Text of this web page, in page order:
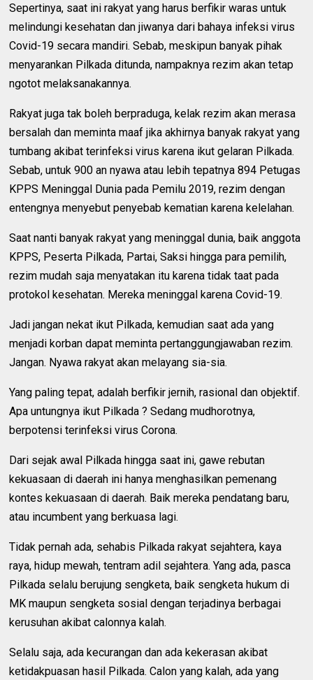
Sepertinya, saat ini rakyat yang harus berfikir waras untuk
melindungi kesehatan dan jiwanya dari bahaya infeksi virus
Covid-19 secara mandiri. Sebab, meskipun banyak pihak
menyarankan Pilkada ditunda, nampaknya rezim akan tetap
ngotot melaksanakannya.
Rakyat juga tak boleh berpraduga, kelak rezim akan merasa
bersalah dan meminta maaf jika akhirnya banyak rakyat yang
tumbang akibat terinfeksi virus karena ikut gelaran Pilkada.
Sebab, untuk 900 an nyawa atau lebih tepatnya 894 Petugas
KPPS Meninggal Dunia pada Pemilu 2019, rezim dengan
entengnya menyebut penyebab kematian karena kelelahan.
Saat nanti banyak rakyat yang meninggal dunia, baik anggota
KPPS, Peserta Pilkada, Partai, Saksi hingga para pemilih,
rezim mudah saja menyatakan itu karena tidak taat pada
protokol kesehatan. Mereka meninggal karena Covid-19.
Jadi jangan nekat ikut Pilkada, kemudian saat ada yang
menjadi korban dapat meminta pertanggungjawaban rezim.
Jangan. Nyawa rakyat akan melayang sia-sia.
Yang paling tepat, adalah berfikir jernih, rasional dan objektif.
Apa untungnya ikut Pilkada ? Sedang mudhorotnya,
berpotensi terinfeksi virus Corona.
Dari sejak awal Pilkada hingga saat ini, gawe rebutan
kekuasaan di daerah ini hanya menghasilkan pemenang
kontes kekuasaan di daerah. Baik mereka pendatang baru,
atau incumbent yang berkuasa lagi.
Tidak pernah ada, sehabis Pilkada rakyat sejahtera, kaya
raya, hidup mewah, tentram adil sejahtera. Yang ada, pasca
Pilkada selalu berujung sengketa, baik sengketa hukum di
MK maupun sengketa sosial dengan terjadinya berbagai
kerusuhan akibat calonnya kalah.
Selalu saja, ada kecurangan dan ada kekerasan akibat
ketidakpuasan hasil Pilkada. Calon yang kalah, ada yang